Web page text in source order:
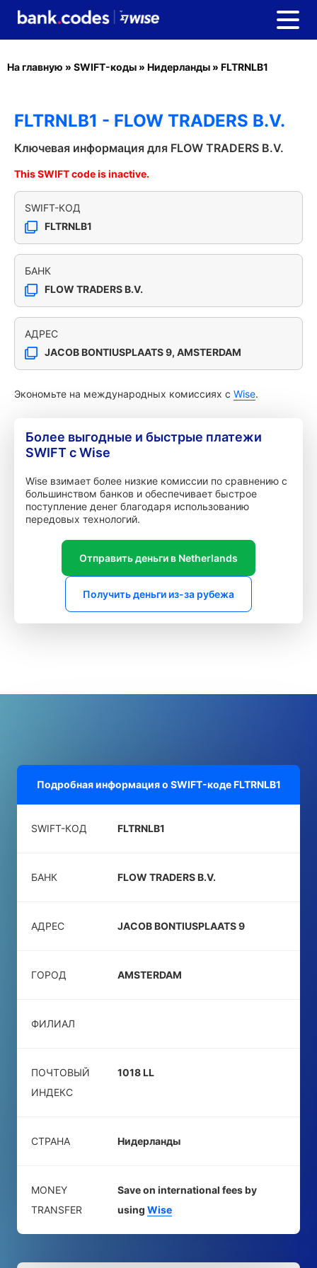
На главную » SWIFT-коды » Нидерланды » FLTRNLB1
FLTRNLB1 - FLOW TRADERS B.V.
Ключевая информация для FLOW TRADERS B.V.
This SWIFT code is inactive.
SWIFT-КОД
FLTRNLB1
БАНК
FLOW TRADERS B.V.
АДРЕС
JACOB BONTIUSPLAATS 9, AMSTERDAM
Экономьте на международных комиссиях с Wise.
Более выгодные и быстрые платежи
SWIFT с Wise
Wise взимает более низкие комиссии по сравнению с
большинством банков и обеспечивает быстрое
поступление денег благодаря использованию
передовых технологий.
Отправить деньги в Netherlands
Получить деньги из-за рубежа
Подробная информация о SWIFT-кодеFLTRNLB1
SWIFT-КОД FLTRNLB1
БАНК FLOW TRADERS B.V.
АДРЕС JACOB BONTIUSPLAATS 9
ГОРОД AMSTERDAM
ФИЛИАЛ
ПОЧТОВЫЙ
ИНДЕКС
1018 LL
СТРАНА Нидерланды
MONEY
TRANSFER
Save on international fees by
using Wise